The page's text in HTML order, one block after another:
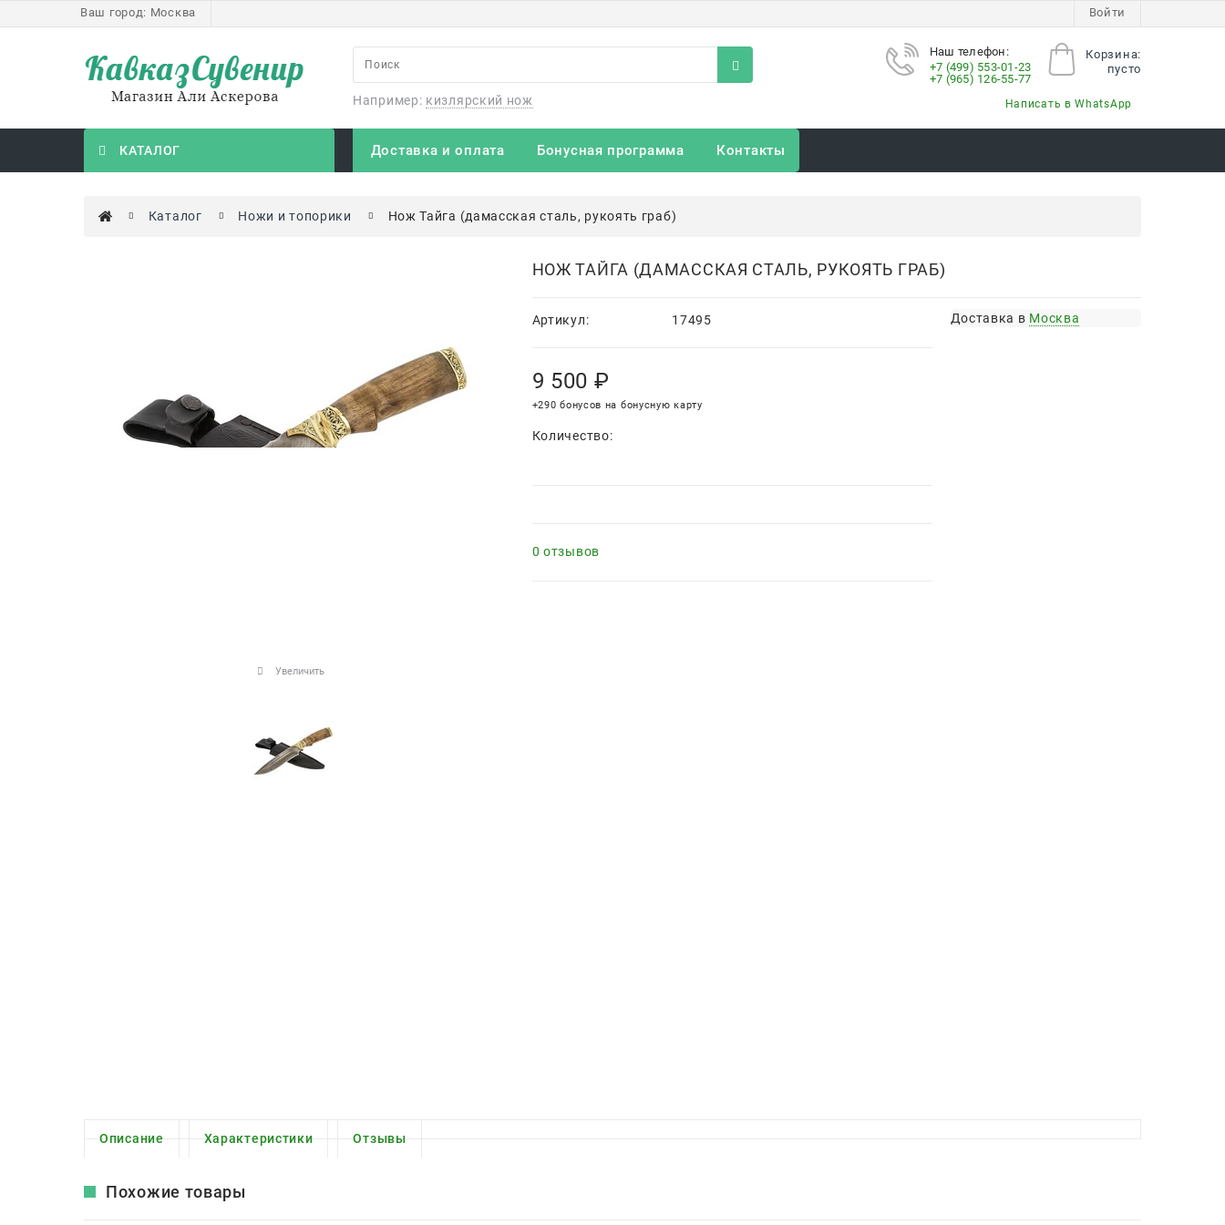
Ваш город: Москва Войти
Например: кизлярский нож
Корзина:
пусто
Наш телефон:
+7 (499) 553-01-23
+7 (965) 126-55-77
Написать в WhatsApp
КАТАЛОГ Доставка и оплата Бонусная программа Контакты
Каталог Ножи и топорики Нож Тайга (дамасская сталь, рукоять граб)
Увеличить
НОЖ ТАЙГА (ДАМАССКАЯ СТАЛЬ, РУКОЯТЬ ГРАБ)
Артикул: 17495
9 500 ₽
+290 бонусов на бонусную карту
Количество:
0 отзывов
Доставка в Москва
Описание Характеристики Отзывы
Похожие товары